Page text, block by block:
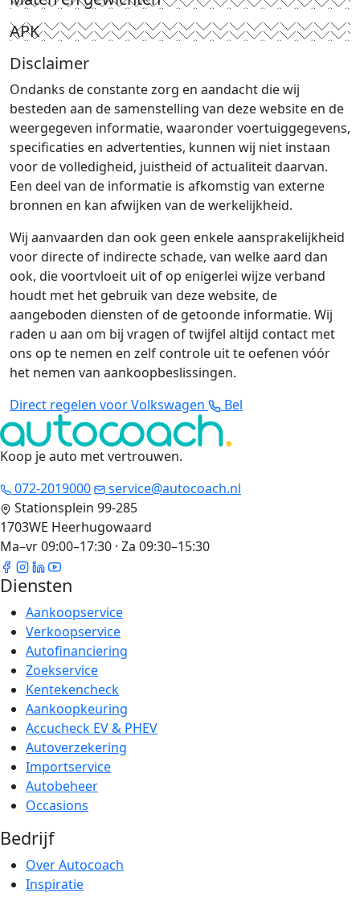
APK
Disclaimer
Ondanks de constante zorg en aandacht die wij
besteden aan de samenstelling van deze website en de
weergegeven informatie, waaronder voertuiggegevens,
specificaties en advertenties, kunnen wij niet instaan
voor de volledigheid, juistheid of actualiteit daarvan.
Een deel van de informatie is afkomstig van externe
bronnen en kan afwijken van de werkelijkheid.
Wij aanvaarden dan ook geen enkele aansprakelijkheid
voor directe of indirecte schade, van welke aard dan
ook, die voortvloeit uit of op enigerlei wijze verband
houdt met het gebruik van deze website, de
aangeboden diensten of de getoonde informatie. Wij
raden u aan om bij vragen of twijfel altijd contact met
ons op te nemen en zelf controle uit te oefenen vóór
het nemen van aankoopbeslissingen.
Direct regelen voor Volkswagen
Bel
Koop je auto met vertrouwen.
072-2019000
service@autocoach.nl
Stationsplein 99-285
1703WE Heerhugowaard
Ma–vr 09:00–17:30 · Za 09:30–15:30
Diensten
Aankoopservice
Verkoopservice
Autofinanciering
Zoekservice
Kentekencheck
Aankoopkeuring
Accucheck EV & PHEV
Autoverzekering
Importservice
Autobeheer
Occasions
Bedrijf
Over Autocoach
Inspiratie